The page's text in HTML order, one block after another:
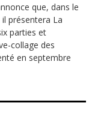
que, dans le
présentera La
parties et
collage des
en septembre